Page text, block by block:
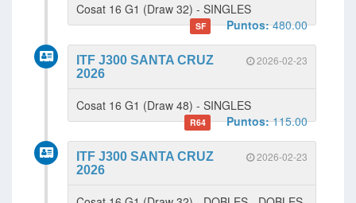
Cosat 16 G1 (Draw 32) - SINGLES
SF Puntos:480.00
2026-02-23
ITF J300 SANTA CRUZ
2026
Cosat 16 G1 (Draw 48) - SINGLES
R64 Puntos:115.00
2026-02-23
ITF J300 SANTA CRUZ
2026